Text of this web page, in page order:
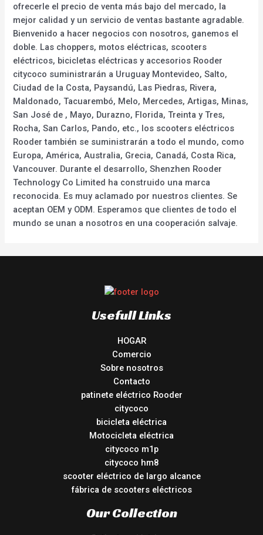
ofrecerle el precio de venta más bajo del mercado, la
mejor calidad y un servicio de ventas bastante agradable.
Bienvenido a hacer negocios con nosotros, ganemos el
doble. Las choppers, motos eléctricas, scooters
eléctricos, bicicletas eléctricas y accesorios Rooder
citycoco suministrarán a Uruguay Montevideo, Salto,
Ciudad de la Costa, Paysandú, Las Piedras, Rivera,
Maldonado, Tacuarembó, Melo, Mercedes, Artigas, Minas,
San José de , Mayo, Durazno, Florida, Treinta y Tres,
Rocha, San Carlos, Pando, etc., los scooters eléctricos
Rooder también se suministrarán a todo el mundo, como
Europa, América, Australia, Grecia, Canadá, Costa Rica,
Vancouver. Durante el desarrollo, Shenzhen Rooder
Technology Co Limited ha construido una marca
reconocida. Es muy aclamado por nuestros clientes. Se
aceptan OEM y ODM. Esperamos que clientes de todo el
mundo se unan a nosotros en una cooperación salvaje.
Usefull Links
HOGAR
Comercio
Sobre nosotros
Contacto
patinete eléctrico Rooder
citycoco
bicicleta eléctrica
Motocicleta eléctrica
citycoco m1p
citycoco hm8
scooter eléctrico de largo alcance
fábrica de scooters eléctricos
Our Collection